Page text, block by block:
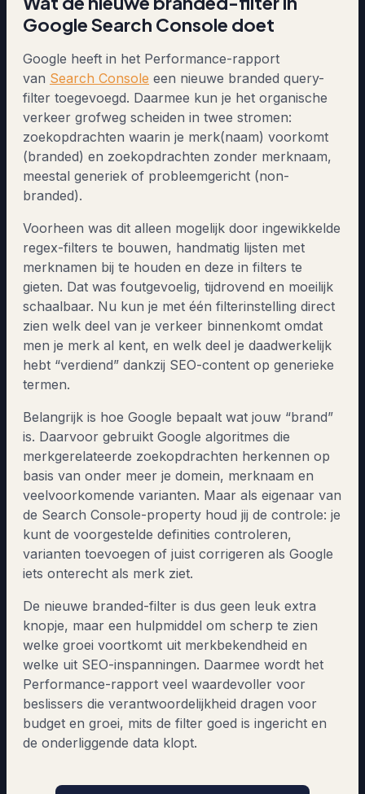
Google Search Console doet
Google heeft in het Performance-rapport
van Search Console een nieuwe branded query-
filter toegevoegd. Daarmee kun je het organische
verkeer grofweg scheiden in twee stromen:
zoekopdrachten waarin je merk(naam) voorkomt
(branded) en zoekopdrachten zonder merknaam,
meestal generiek of probleemgericht (non-
branded).
Voorheen was dit alleen mogelijk door ingewikkelde
regex-filters te bouwen, handmatig lijsten met
merknamen bij te houden en deze in filters te
gieten. Dat was foutgevoelig, tijdrovend en moeilijk
schaalbaar. Nu kun je met één filterinstelling direct
zien welk deel van je verkeer binnenkomt omdat
men je merk al kent, en welk deel je daadwerkelijk
hebt “verdiend” dankzij SEO-content op generieke
termen.
Belangrijk is hoe Google bepaalt wat jouw “brand”
is. Daarvoor gebruikt Google algoritmes die
merkgerelateerde zoekopdrachten herkennen op
basis van onder meer je domein, merknaam en
veelvoorkomende varianten. Maar als eigenaar van
de Search Console-property houd jij de controle: je
kunt de voorgestelde definities controleren,
varianten toevoegen of juist corrigeren als Google
iets onterecht als merk ziet.
De nieuwe branded-filter is dus geen leuk extra
knopje, maar een hulpmiddel om scherp te zien
welke groei voortkomt uit merkbekendheid en
welke uit SEO-inspanningen. Daarmee wordt het
Performance-rapport veel waardevoller voor
beslissers die verantwoordelijkheid dragen voor
budget en groei, mits de filter goed is ingericht en
de onderliggende data klopt.